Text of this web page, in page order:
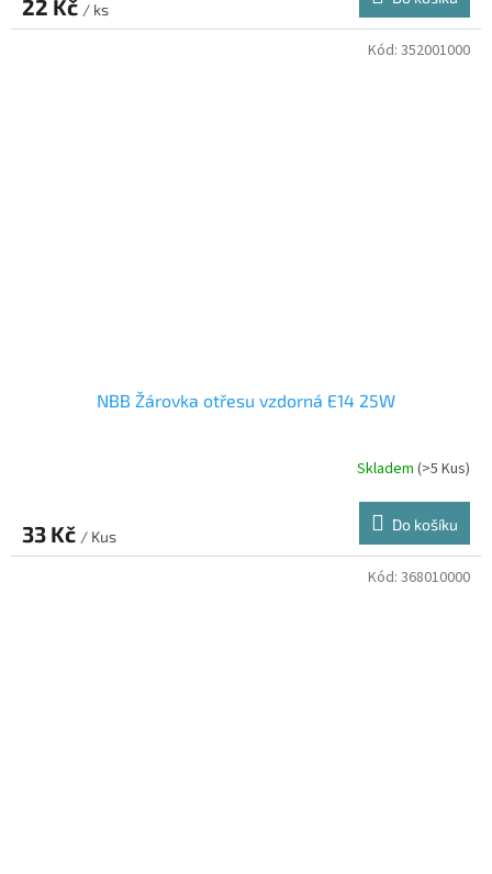
22 Kč / ks
NBB Žárovka otřesu vzdorná E14 25W
Skladem (>5 Kus)
33 Kč / Kus
Do košíku
Kód: 352001000
Kód: 368010000